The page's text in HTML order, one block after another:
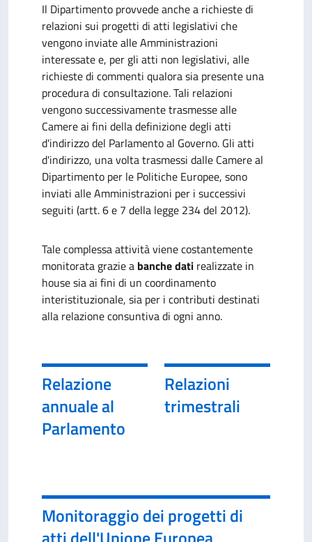
Il Dipartimento provvede anche a richieste di
relazioni sui progetti di atti legislativi che
vengono inviate alle Amministrazioni
interessate e, per gli atti non legislativi, alle
richieste di commenti qualora sia presente una
procedura di consultazione. Tali relazioni
vengono successivamente trasmesse alle
Camere ai fini della definizione degli atti
d'indirizzo del Parlamento al Governo. Gli atti
d'indirizzo, una volta trasmessi dalle Camere al
Dipartimento per le Politiche Europee, sono
inviati alle Amministrazioni per i successivi
seguiti (artt. 6 e 7 della legge 234 del 2012).
Tale complessa attività viene costantemente
monitorata grazie a banche dati realizzate in
house sia ai fini di un coordinamento
interistituzionale, sia per i contributi destinati
alla relazione consuntiva di ogni anno.
Relazione
annuale al
Parlamento
Relazioni
trimestrali
Monitoraggio dei progetti di